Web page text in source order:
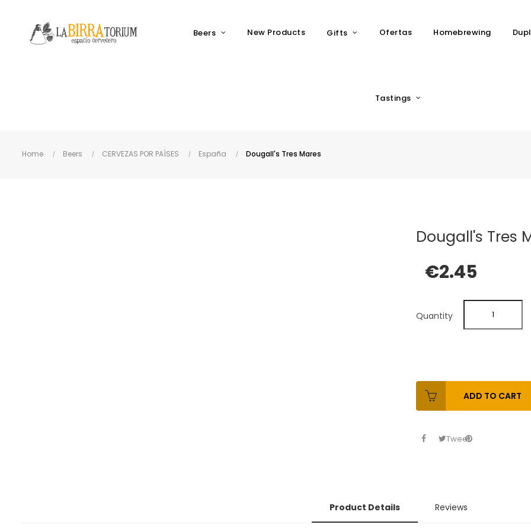
Beers New Products Gifts Ofertas Homebrewing
Tastings
Home Beers CERVEZAS POR PAÍSES España Dougall's Tres Mares
Dougall's Tres
€2.45
Quantity
ADD TO CART
Tweet
Product Details Reviews